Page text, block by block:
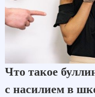
Что такое
с насилием в